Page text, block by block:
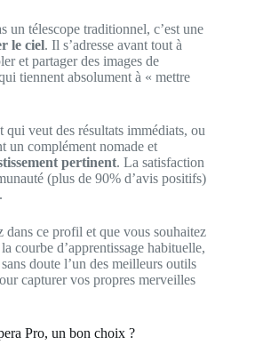
un télescope traditionnel, c’est une
le ciel. Il s’adresse avant tout à
et partager des images de
tiennent absolument à « mettre
qui veut des résultats immédiats, ou
un complément nomade et
pertinent. La satisfaction
(plus de 90% d’avis positifs)
dans ce profil et que vous souhaitez
courbe d’apprentissage habituelle,
sans doute l’un des meilleurs outils
capturer vos propres merveilles
Pro, un bon choix ?